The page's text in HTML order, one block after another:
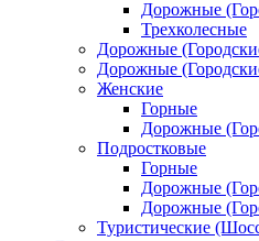
Дорожные
Трехколесные
Дорожные
Дорожные
Женские
Горные
Дорожные
Подростковые
Горные
Дорожные
Дорожные
Туристические